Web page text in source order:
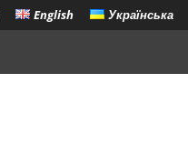
English Українська